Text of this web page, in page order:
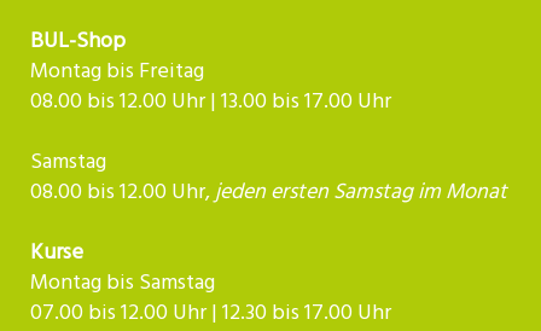
BUL-Shop
Montag bis Freitag
08.00 bis 12.00 Uhr | 13.00 bis 17.00 Uhr
Samstag
08.00 bis 12.00 Uhr,jeden ersten Samstag im Monat
Kurse
Montag bis Samstag
07.00 bis 12.00 Uhr | 12.30 bis 17.00 Uhr​​​​​​